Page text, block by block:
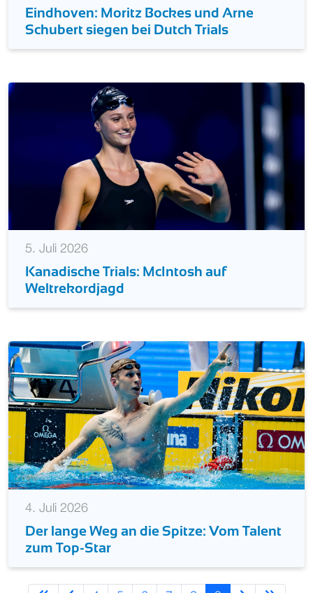
Eindhoven: Moritz Bockes und Arne
Schubert siegen bei Dutch Trials
5. Juli 2026
Kanadische Trials: McIntosh auf
Weltrekordjagd
4. Juli 2026
Der lange Weg an die Spitze: Vom Talent
zum Top-Star